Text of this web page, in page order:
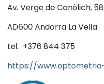
Av. Verge de Canòlich,
AD600 Andorra La Vella
tel. +376 844 375
https://